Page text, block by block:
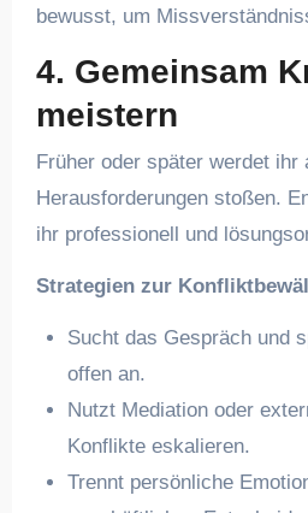
bewusst, um
4. Gemeinsam
meistern
Früher oder später werdet ihr
Herausforderungen stoßen.
ihr professionell und
Strategien zur
Sucht das Gespräch und
offen an.
Nutzt Mediation oder
Konflikte eskalieren.
Trennt persönliche